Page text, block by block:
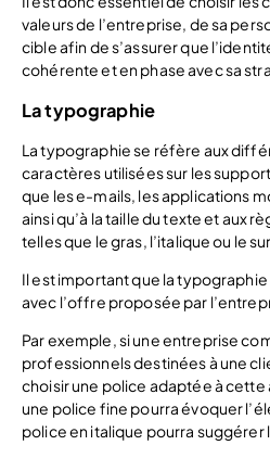
valeurs de l’entreprise, de sa
cible afin de s’assurer que
cohérente et en phase avec sa
La typographie
La typographie se réfère aux
caractères utilisées sur les
que les e-mails, les applications
ainsi qu’à la taille du texte et aux
telles que le gras, l’italique ou le
Il est important que la
avec l’offre proposée par
Par exemple, si une entreprise
professionnels destinées à une
choisir une police adaptée à
une police fine pourra évoquer
police en italique pourra suggérer